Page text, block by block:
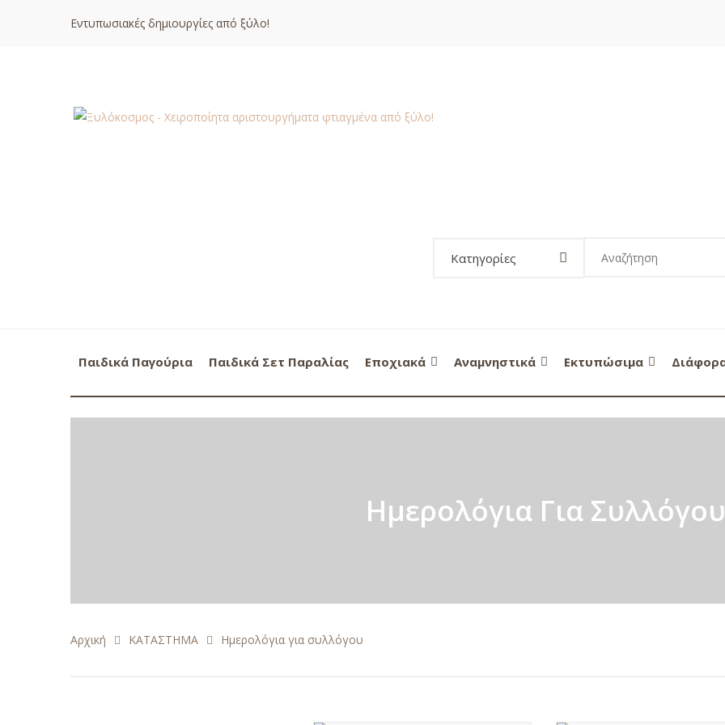
Εντυπωσιακές δημιουργίες από ξύλο!
Κατηγορίες
Παιδικά Παγούρια Παιδικά Σετ Παραλίας Εποχιακά Αναμνηστικά Εκτυπώσιμα
Ημερολόγια Για Συλλόγου
Αρχική ΚΑΤΑΣΤΗΜΑ Ημερολόγια για συλλόγου